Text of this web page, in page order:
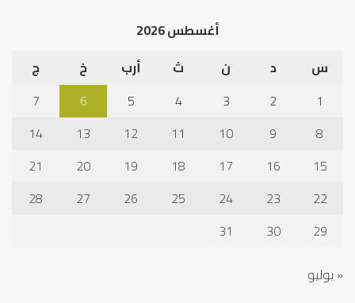
أغسطس 2026
س
د ن ث أرب خ
ج
1
2
3
4
5
6
7
8
9
10
11
12
13
14
15
16
17
18
19
20
21
22
23
24
25
26
27
28
29
30
31
« يوليو